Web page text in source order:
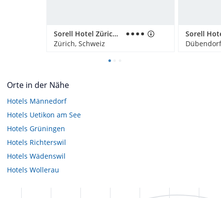
Sorell Hotel Zürichberg
Zürich, Schweiz
Orte in der Nähe
Hotels Männedorf
Hotels Uetikon am See
Hotels Grüningen
Hotels Richterswil
Hotels Wädenswil
Hotels Wollerau